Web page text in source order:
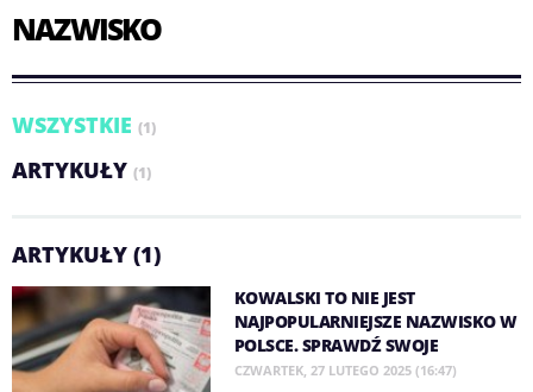
NAZWISKO
WSZYSTKIE (1)
ARTYKUŁY (1)
ARTYKUŁY (1)
KOWALSKI TO NIE JEST
NAJPOPULARNIEJSZE NAZWISKO W
POLSCE. SPRAWDŹ SWOJE
CZWARTEK, 27 LUTEGO 2025 (16:47)